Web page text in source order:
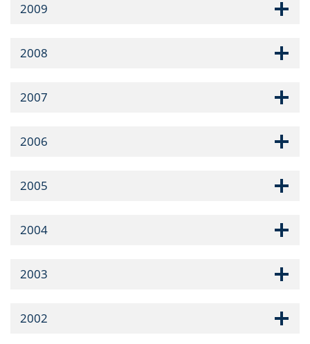
2009
2008
2007
2006
2005
2004
2003
2002